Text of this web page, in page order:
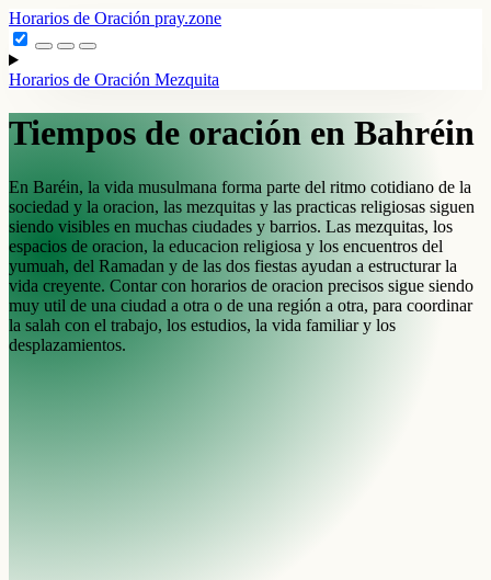
Horarios de Oración pray.zone
Horarios de Oración Mezquita
Tiempos de oración en Bahréin
En Baréin, la vida musulmana forma parte del ritmo cotidiano de la
sociedad y la oracion, las mezquitas y las practicas religiosas siguen
siendo visibles en muchas ciudades y barrios. Las mezquitas, los
espacios de oracion, la educacion religiosa y los encuentros del
yumuah, del Ramadan y de las dos fiestas ayudan a estructurar la
vida creyente. Contar con horarios de oracion precisos sigue siendo
muy util de una ciudad a otra o de una región a otra, para coordinar
la salah con el trabajo, los estudios, la vida familiar y los
desplazamientos.